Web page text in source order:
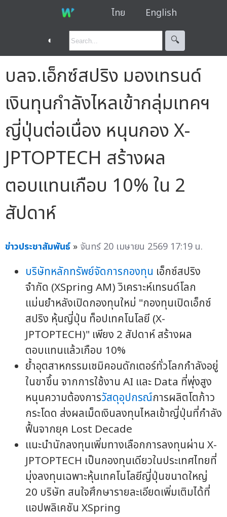
ไทย English
◐ 🔍︎
บลจ.เอ็กซ์สปริง มองเทรนด์
เงินทุนกำลังไหลเข้ากลุ่มเทคฯ
ญี่ปุ่นต่อเนื่อง หนุนกอง X-
JPTOPTECH สร้างผล
ตอบแทนเกือบ 10% ใน 2
สัปดาห์
ข่าวประชาสัมพันธ์ » จันทร์ 20 เมษายน 2569 17:19 น.
บริษัทหลักทรัพย์จัดการกองทุน เอ็กซ์สปริง
จำกัด (XSpring AM) วิเคราะห์เทรนด์โลก
แม่นยำหลังเปิดกองทุนใหม่ "กองทุนเปิดเอ็กซ์
สปริง หุ้นญี่ปุ่น ท็อปเทคโนโลยี (X-
JPTOPTECH)" เพียง 2 สัปดาห์ สร้างผล
ตอบแทนแล้วเกือบ 10%
ย้ำอุตสาหกรรมเซมิคอนดักเตอร์ทั่วโลกกำลังอยู่
ในขาขึ้น จากการใช้งาน AI และ Data ที่พุ่งสูง
หนุนความต้องการวัสดุอุปกรณ์การผลิตโตก้าว
กระโดด ส่งผลเม็ดเงินลงทุนไหลเข้าญี่ปุ่นที่กำลัง
ฟื้นจากยุค Lost Decade
แนะนำนักลงทุนเพิ่มทางเลือกการลงทุนผ่าน X-
JPTOPTECH เป็นกองทุนเดียวในประเทศไทยที่
มุ่งลงทุนเฉพาะหุ้นเทคโนโลยีญี่ปุ่นขนาดใหญ่
20 บริษัท สนใจศึกษารายละเอียดเพิ่มเติมได้ที่
แอปพลิเคชัน XSpring